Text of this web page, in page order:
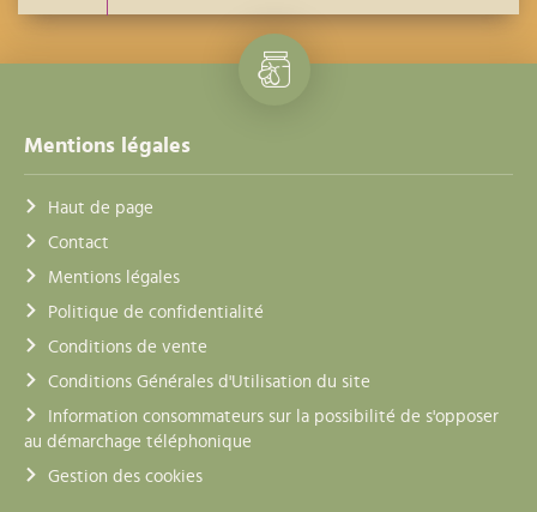
Mentions légales
Haut de page
Contact
Mentions légales
Politique de confidentialité
Conditions de vente
Conditions Générales d'Utilisation du site
Information consommateurs sur la possibilité de s'opposer
au démarchage téléphonique
Gestion des cookies